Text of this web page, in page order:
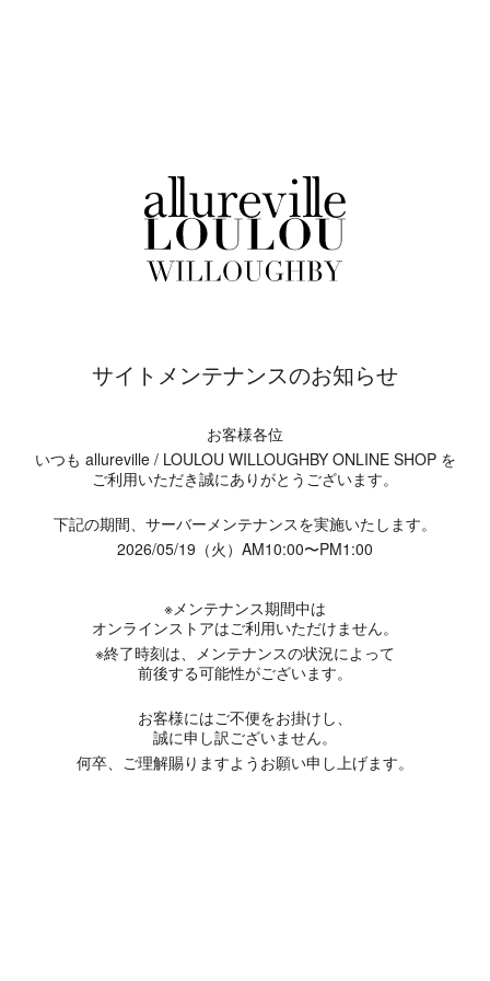
サイトメンテナンスのお知らせ
お客様各位
いつも allureville / LOULOU WILLOUGHBY ONLINE SHOP を
ご利用いただき誠にありがとうございます。
下記の期間、サーバーメンテナンスを実施いたします。
2026/05/19（火）AM10:00〜PM1:00
※メンテナンス期間中は
オンラインストアはご利用いただけません。
※終了時刻は、メンテナンスの状況によって
前後する可能性がございます。
お客様にはご不便をお掛けし、
誠に申し訳ございません。
何卒、ご理解賜りますようお願い申し上げます。